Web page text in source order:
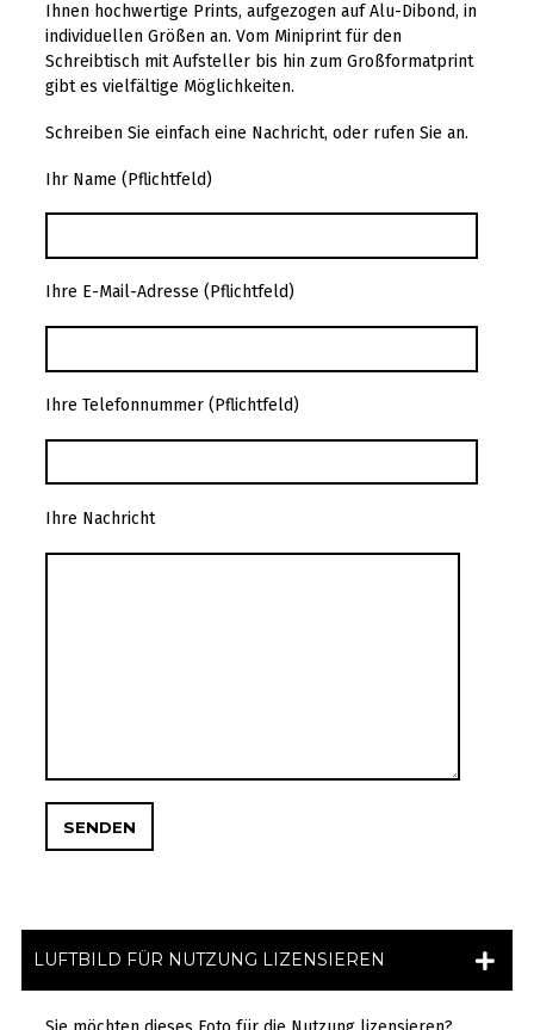
Ihnen hochwertige Prints, aufgezogen auf Alu-Dibond, in
individuellen Größen an. Vom Miniprint für den
Schreibtisch mit Aufsteller bis hin zum Großformatprint
gibt es vielfältige Möglichkeiten.
Schreiben Sie einfach eine Nachricht, oder rufen Sie an.
Ihr Name (Pflichtfeld)
Ihre E-Mail-Adresse (Pflichtfeld)
Ihre Telefonnummer (Pflichtfeld)
Ihre Nachricht
LUFTBILD FÜR NUTZUNG LIZENSIEREN